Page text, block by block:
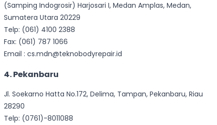
(Samping Indogrosir) Harjosari I, Medan Amplas, Medan,
Sumatera Utara 20229
Telp: (061) 4100 2388
Fax: (061) 787 1066
Email : cs.mdn@teknobodyrepair.id
4. Pekanbaru
Jl. Soekarno Hatta No.172, Delima, Tampan, Pekanbaru, Riau
28290
Telp: (0761)-8011088